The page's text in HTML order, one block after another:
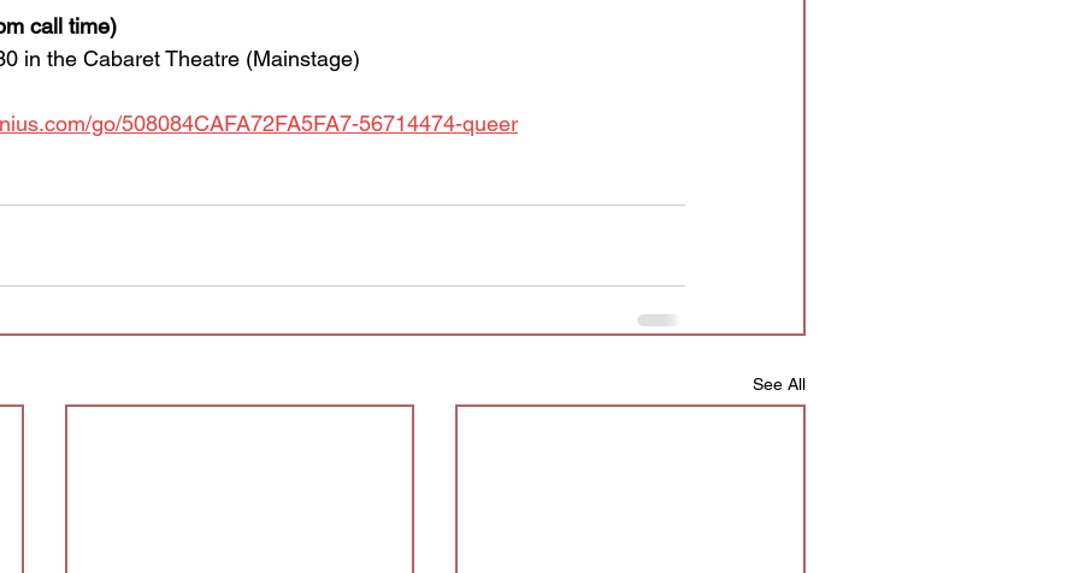
call time)
in the Cabaret Theatre (Mainstage)
go/508084CAFA72FA5FA7-56714474-queer
See All